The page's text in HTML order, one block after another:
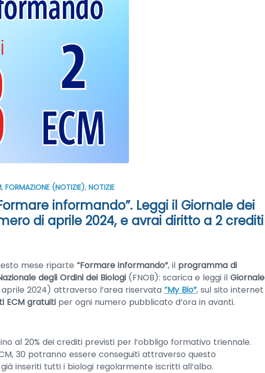
, FORMAZIONE (NOTIZIE), NOTIZIE
informando”. Leggi il Giornale dei
di aprile 2024, e avrai diritto a 2 crediti
mese riparte “Formare informando”, il programma di
degli Ordini dei Biologi (FNOB): scarica e leggi il Giornale
2024) attraverso l’area riservata “My Bio”, sul sito internet
ECM gratuiti per ogni numero pubblicato d’ora in avanti.
al 20% dei crediti previsti per l’obbligo formativo triennale.
30 potranno essere conseguiti attraverso questo
inseriti tutti i biologi regolarmente iscritti all’albo.